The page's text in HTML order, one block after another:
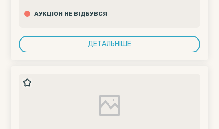
АУКЦІОН НЕ ВІДБУВСЯ
ДЕТАЛЬНІШЕ